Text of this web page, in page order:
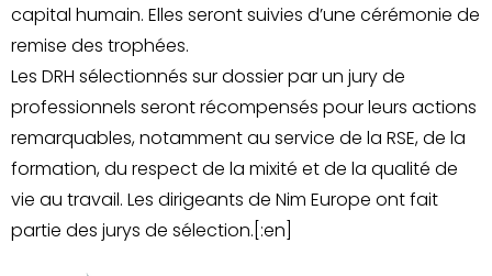
capital humain. Elles seront suivies d’une cérémonie de
remise des trophées.
Les DRH sélectionnés sur dossier par un jury de
professionnels seront récompensés pour leurs actions
remarquables, notamment au service de la RSE, de la
formation, du respect de la mixité et de la qualité de
vie au travail. Les dirigeants de Nim Europe ont fait
partie des jurys de sélection.[:en]